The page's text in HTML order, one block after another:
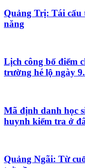
Quảng Trị: Tái cấu
năng
Lịch công bố điểm
trường hé lộ ngày
Mã định danh học
huynh kiểm tra ở
Quảng Ngãi: Từ